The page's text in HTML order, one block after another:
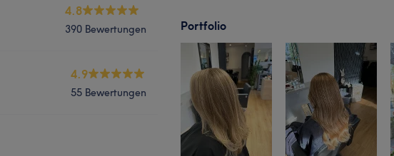
4.8
390 Bewertungen
4.9
55 Bewertungen
Portfolio